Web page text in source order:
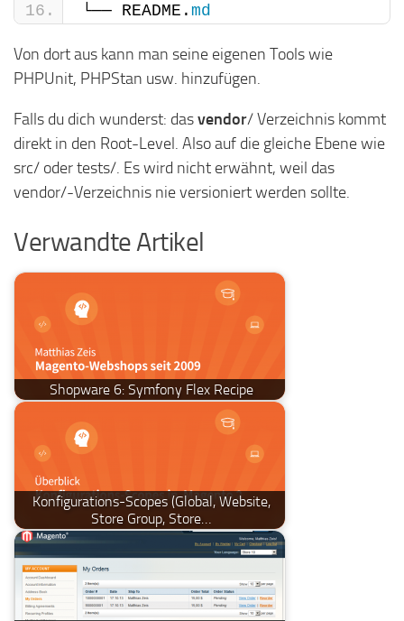
└── README. md
Von dort aus kann man seine eigenen Tools wie
PHPUnit, PHPStan usw. hinzufügen.
Falls du dich wunderst: dasvendor/ Verzeichnis kommt
direkt in den Root-Level. Also auf die gleiche Ebene wie
src/ oder tests/. Es wird nicht erwähnt, weil das
vendor/-Verzeichnis nie versioniert werden sollte.
Verwandte Artikel
Shopware 6: Symfony Flex Recipe
Konfigurations-Scopes (Global, Website,
Store Group, Store…